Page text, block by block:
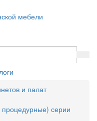
и палат
серии